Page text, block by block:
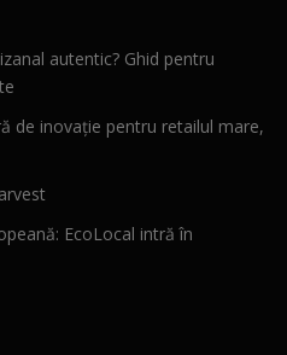
autentic? Ghid pentru
de inovație pentru retailul mare,
EcoLocal intră în